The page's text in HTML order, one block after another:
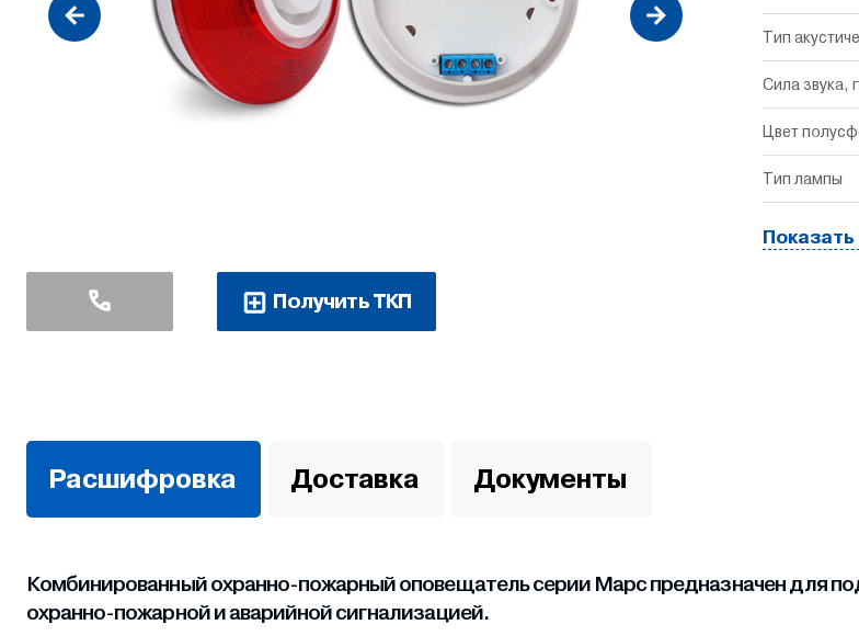
Тип
Сила звука,
Цвет
Тип лампы
Показать
Получить ТКП
Расшифровка Доставка Документы
Комбинированный охранно-пожарный оповещатель серии Марс предназначен для
охранно-пожарной и аварийной сигнализацией.